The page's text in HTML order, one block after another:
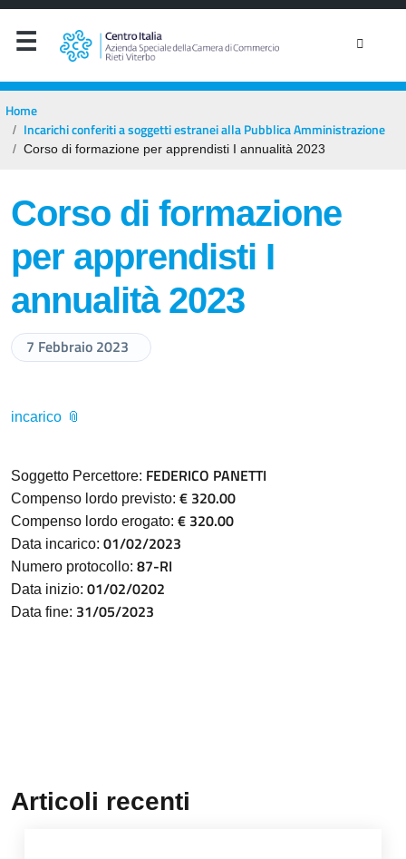
Home
Incarichi conferiti a soggetti estranei alla Pubblica Amministrazione
Corso di formazione per apprendisti I annualità 2023
Corso di formazione
per apprendisti I
annualità 2023
7 Febbraio 2023
incarico
Soggetto Percettore: FEDERICO PANETTI
Compenso lordo previsto: € 320.00
Compenso lordo erogato: € 320.00
Data incarico: 01/02/2023
Numero protocollo: 87-RI
Data inizio: 01/02/0202
Data fine: 31/05/2023
Articoli recenti